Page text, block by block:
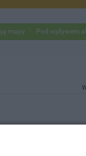
Pod wpływem